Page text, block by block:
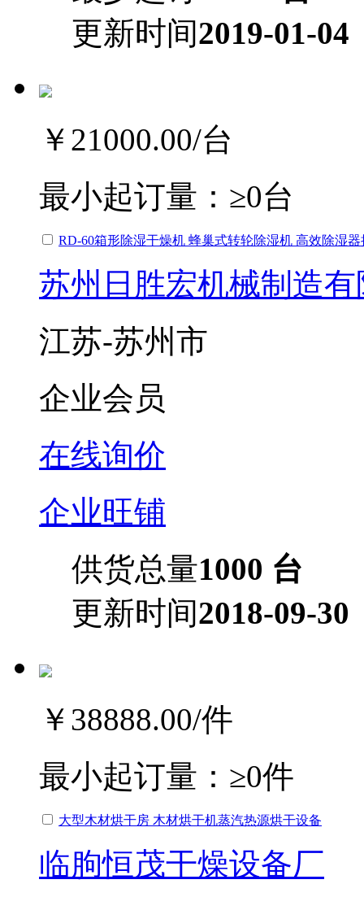
更新时间2019-01-04
￥21000.00/台
最小起订量： ≥0台
RD-60箱形除湿干燥机 蜂巢式转轮除湿机 高效除湿
苏州日胜宏机械制造
江苏-苏州市
企业会员
在线询价
企业旺铺
供货总量1000 台
更新时间2018-09-30
￥38888.00/件
最小起订量： ≥0件
大型木材烘干房 木材烘干机蒸汽热源烘干设备
临朐恒茂干燥设备厂